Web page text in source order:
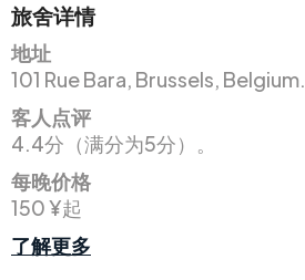
旅舍详情
地址
101 Rue Bara, Brussels, Belgium.
客人点评
4.4分（满分为5分）。
每晚价格
150 ¥起
了解更多